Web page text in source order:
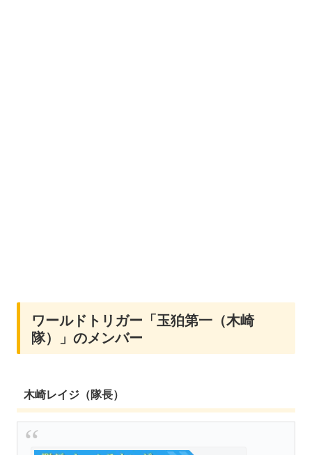
ワールドトリガー「玉狛第一（木崎
隊）」のメンバー
木崎レイジ（隊長）